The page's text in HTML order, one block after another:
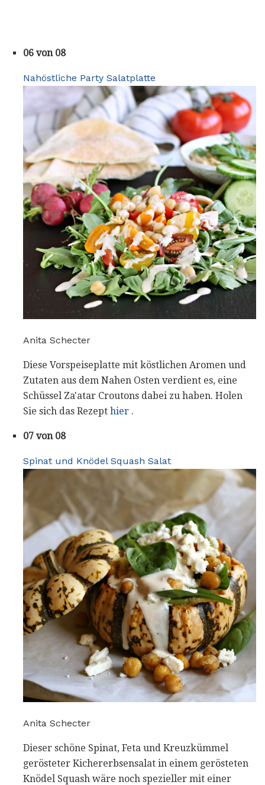
06 von 08
Nahöstliche Party Salatplatte
Anita Schecter
Diese Vorspeiseplatte mit köstlichen Aromen und
Zutaten aus dem Nahen Osten verdient es, eine
Schüssel Za'atar Croutons dabei zu haben. Holen
Sie sich das Rezept hier .
07 von 08
Spinat und Knödel Squash Salat
Anita Schecter
Dieser schöne Spinat, Feta und Kreuzkümmel
gerösteter Kichererbsensalat in einem gerösteten
Knödel Squash wäre noch spezieller mit einer